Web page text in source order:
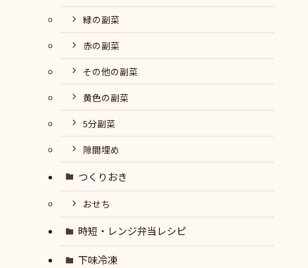
緑の副菜
赤の副菜
その他の副菜
黄色の副菜
5分副菜
隙間埋め
つくりおき
おせち
時短・レンジ弁当レシピ
下味冷凍